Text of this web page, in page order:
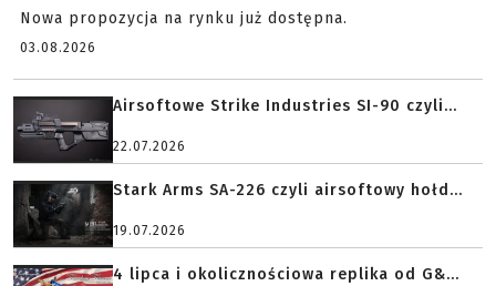
Nowa propozycja na rynku już dostępna.
03.08.2026
Airsoftowe Strike Industries SI-90 czyli...
22.07.2026
Stark Arms SA-226 czyli airsoftowy hołd...
19.07.2026
4 lipca i okolicznościowa replika od G&...